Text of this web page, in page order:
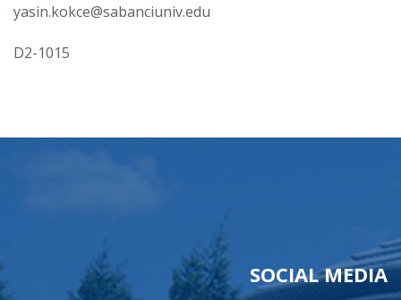
yasin.kokce@sabanciuniv.edu
D2-1015
SOCIAL MEDIA